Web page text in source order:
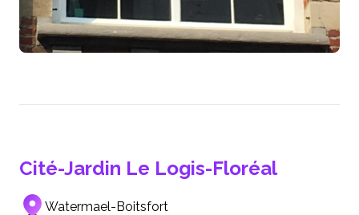
Cité-Jardin Le Logis-Floréal
Watermael-Boitsfort